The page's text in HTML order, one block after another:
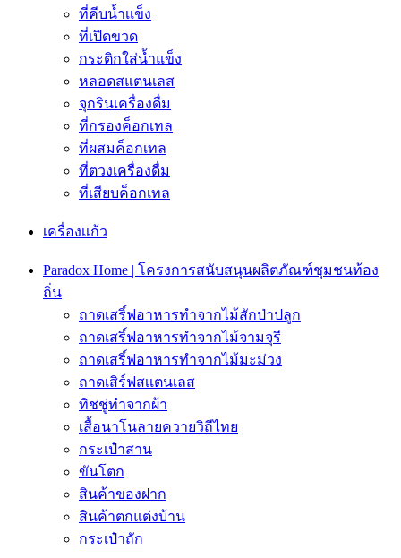
ที่คีบน้ำเเข็ง
ที่เปิดขวด
กระติกใส่น้ำแข็ง
หลอดสแตนเลส
จุกรินเครื่องดื่ม
ที่กรองค็อกเทล
ที่ผสมค็อกเทล
ที่ตวงเครื่องดื่ม
ที่เสียบค็อกเทล
เครื่องเเก้ว
Paradox Home | โครงการสนับสนุนผลิตภัณฑ์ชุมชนท้อง
ถิ่น
ถาดเสริ์ฟอาหารทำจากไม้สักป่าปลูก
ถาดเสริ์ฟอาหารทำจากไม้จามจุรี
ถาดเสริ์ฟอาหารทำจากไม้มะม่วง
ถาดเสิร์ฟสเเตนเลส
ทิชชู่ทำจากผ้า
เสื้อนาโนลายควายวิถีไทย
กระเป๋าสาน
ขันโตก
สินค้าของฝาก
สินค้าตกแต่งบ้าน
กระเป๋าถัก